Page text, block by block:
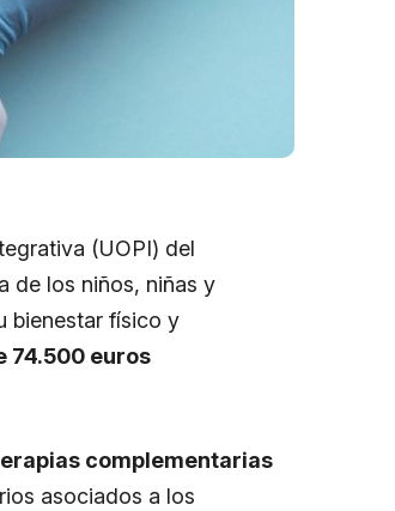
(UOPI) del
de los niños, niñas y
bienestar físico y
74.500 euros
complementarias
asociados a los